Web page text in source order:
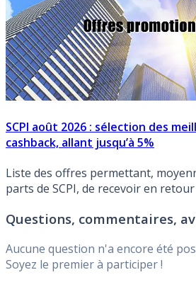
SCPI août 2026 : sélection des
cashback, allant jusqu’à 5%
Liste des offres permettant,
parts de SCPI, de recevoir en
Questions, commentaires,
Aucune question n'a encore été
Soyez le premier à participer !